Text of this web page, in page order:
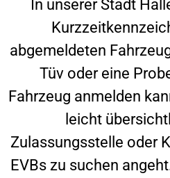
In unserer Stadt
abgemeldeten
Tüv oder eine
Fahrzeug anmelden
leicht
Zulassungsstelle oder
EVBs zu suchen